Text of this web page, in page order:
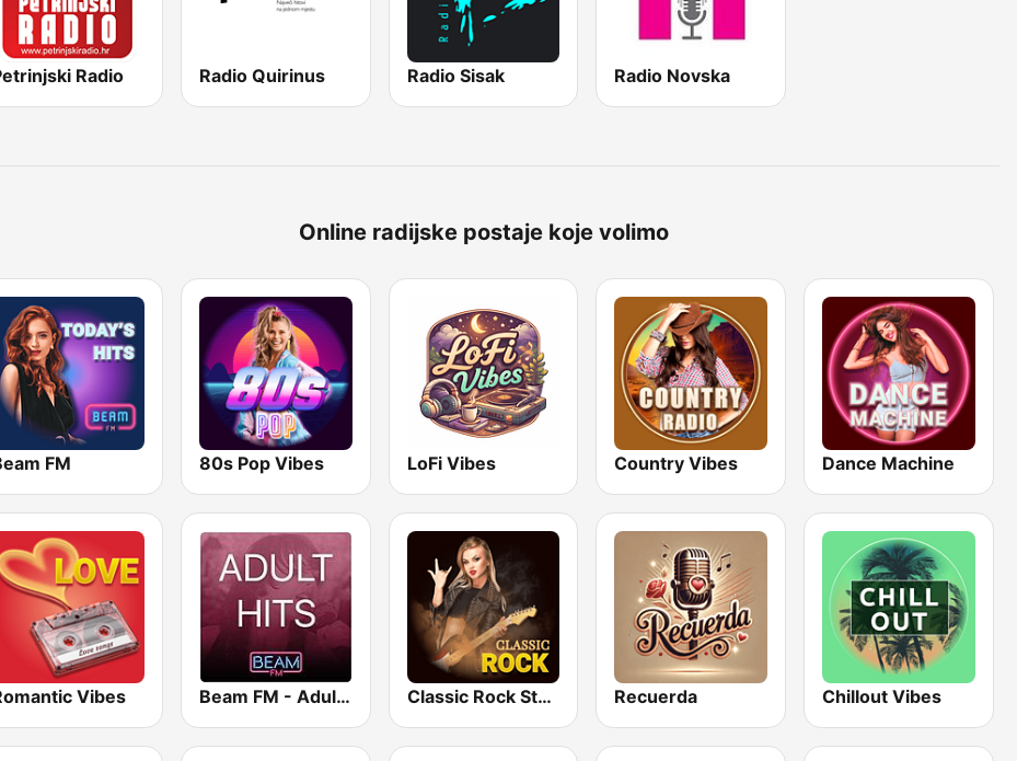
Radio Radio Quirinus Radio Sisak Radio Novska
Online radijske postaje koje volimo
FM 80s Pop Vibes LoFi Vibes Country Vibes Dance Machine
Vibes Beam FM - Adult Hits Classic Rock Station Recuerda Chillout Vibes